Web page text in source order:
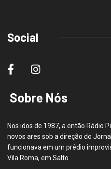
Social
Sobre Nós
Nos idos de 1987, a então Rádio
novos ares sob a direção do
funcionava em um prédio
Vila Roma, em Salto.